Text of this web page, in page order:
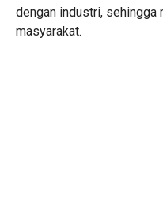
dengan industri, sehingga
masyarakat.